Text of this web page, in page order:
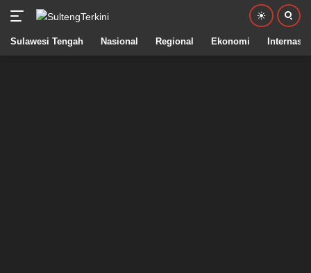
Sulawesi Tengah Nasional Regional Ekonomi